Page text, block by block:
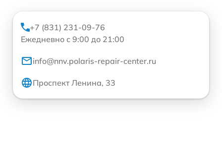
+7 (831) 231-09-76
Ежедневно с 9:00 до 21:00
info@nnv.polaris-repair-center.ru
Проспект Ленина, 33